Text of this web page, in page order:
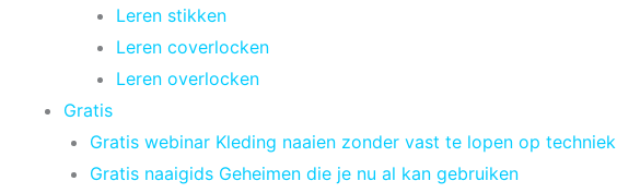
Leren stikken
Leren coverlocken
Leren overlocken
Gratis
Gratis webinar Kleding naaien zonder vast te lopen op techniek
Gratis naaigids Geheimen die je nu al kan gebruiken